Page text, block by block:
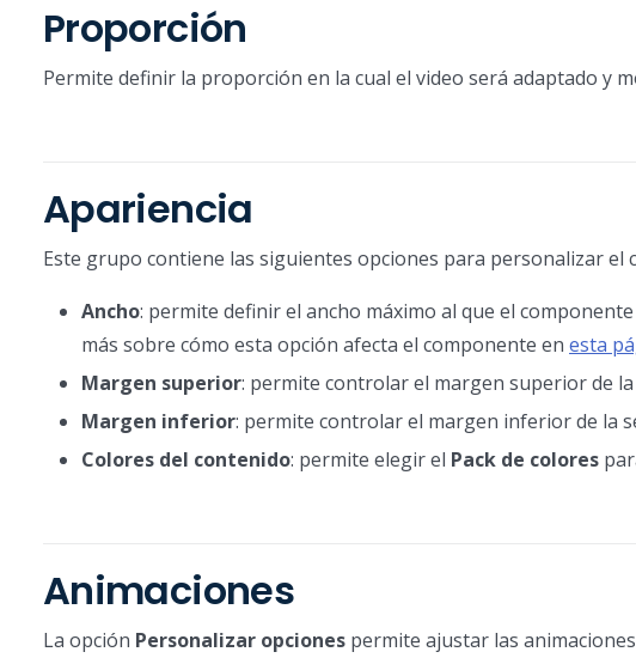
Proporción
Permite definir la proporción en la cual el video será adaptado y
Apariencia
Este grupo contiene las siguientes opciones para personalizar el
Ancho: permite definir el ancho máximo al que el
más sobre cómo esta opción afecta el componente en esta
Margen superior: permite controlar el margen superior de la
Margen inferior: permite controlar el margen inferior de la
Colores del contenido: permite elegir el Pack de colores
Animaciones
La opción Personalizar opciones permite ajustar las